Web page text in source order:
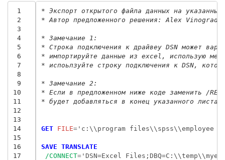
1
2
3
4
5
6
7
8
9
10
11
12
13
14
15
16
17
* Экспорт открытого файла данных на
* Автор предложенного решения: Alex
* Замечание 1:
* Строка подключения к драйвеу DSN может
* импортируйте данные из excel, использую меню
* испоьлзуйте строку подключения к DSN,
* Замечание 2:
* Если в предложенном ниже коде заменить /
* будет добавляться в конец указанного
GET FILE='c:\\program files\\spss\\employee
SAVE TRANSLATE
/CONNECT='DSN=Excel